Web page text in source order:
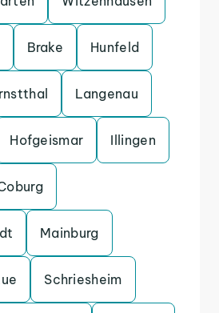
Brake Hunfeld
Langenau
Hofgeismar Illingen
Mainburg
Schriesheim